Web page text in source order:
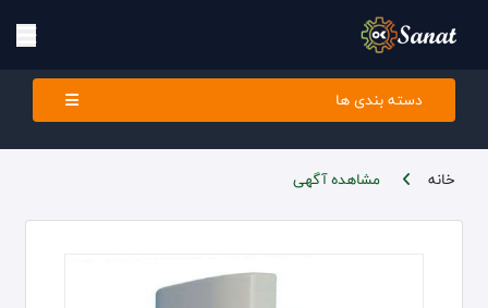
دسته بندی ها
خانه مشاهده آگهی